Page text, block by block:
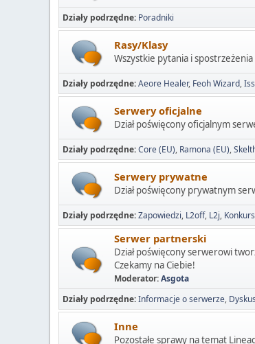
Działy podrzędne Poradniki
Rasy/Klasy
Wszystkie pytania i
Działy podrzędne Aeore Healer Feoh Wizard
Serwery oficjalne
Dział poświęcony oficjalnym
Działy podrzędne Core (EU) Ramona (EU)
Serwery prywatne
Dział poświęcony prywatnym
Działy podrzędne Zapowiedzi L2off L2j
Serwer partnerski
Dział poświęcony serwerowi
Czekamy na Ciebie!
Moderator:Asgota
Działy podrzędne Informacje o serwerze
Inne
Pozostałe sprawy na temat